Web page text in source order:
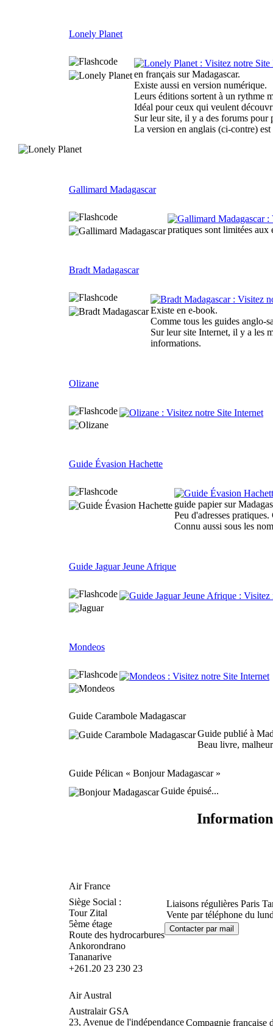
Lonely Planet
en français sur Madagascar.
Existe aussi en version numérique.
Leurs éditions sortent à un rythme
Idéal pour ceux qui veulent
Sur leur site, il y a des forums pour
La version en anglais (ci-contre)
Gallimard Madagascar
pratiques sont limitées aux
Bradt Madagascar
Existe en e-book.
Comme tous les guides anglo-
Sur leur site Internet, il y a les
informations.
Olizane
Guide Évasion Hachette
guide papier sur
Peu d'adresses
Connu aussi sous les
Guide Jaguar Jeune Afrique
Mondeos
Guide Carambole Madagascar
Guide publié à
Beau livre,
Guide Pélican « Bonjour Madagascar »
Guide épuisé...
Air France
Siège Social :
Tour Zital
5ème étage
Route des hydrocarbures
Ankorondrano
Tananarive
+261.20 23 230 23
Liaisons régulières Paris
Vente par téléphone du
Air Austral
Australair GSA
23, Avenue de l'indépendanceCompagnie française